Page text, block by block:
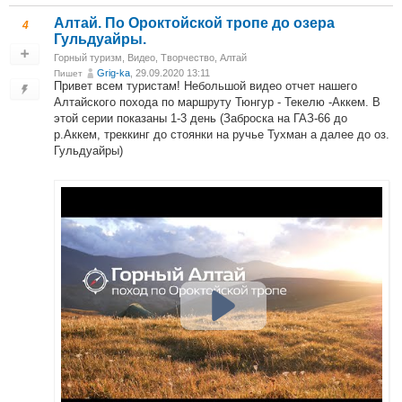
4
Алтай. По Ороктойской тропе до озера
Гульдуайры.
Горный туризм Видео Творчество Алтай
Пишет Grig-ka , 29.09.2020 13:11
Привет всем туристам! Небольшой видео отчет нашего
Алтайского похода по маршруту Тюнгур - Текелю -Аккем. В
этой серии показаны 1-3 день (Заброска на ГАЗ-66 до
р.Аккем, треккинг до стоянки на ручье Тухман а далее до оз.
Гульдуайры)